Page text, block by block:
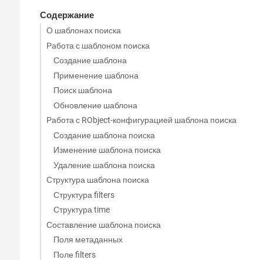
Содержание
О шаблонах поиска
Работа с шаблоном поиска
Создание шаблона
Применение шаблона
Поиск шаблона
Обновление шаблона
Работа с RObject-конфигурацией шаблона поиска
Создание шаблона поиска
Изменение шаблона поиска
Удаление шаблона поиска
Структура шаблона поиска
Структура filters
Структура time
Составление шаблона поиска
Поля метаданных
Поле filters